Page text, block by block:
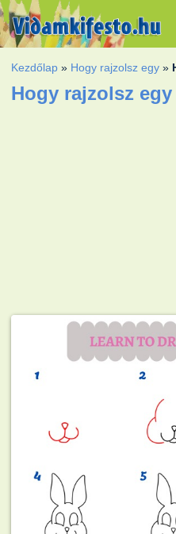
Kezdőlap » Hogy rajzolsz egy »
Hogy rajzolsz